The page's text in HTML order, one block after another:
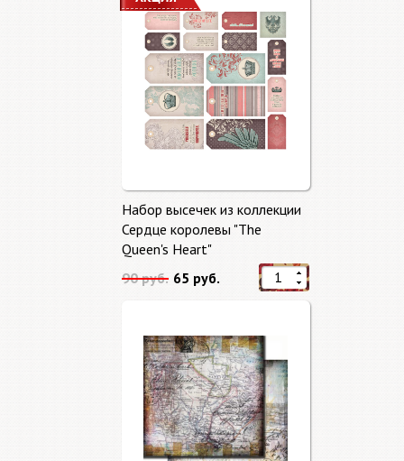
Набор высечек из коллекции
Сердце королевы "The
Queen's Heart"
90 руб. 65 руб.